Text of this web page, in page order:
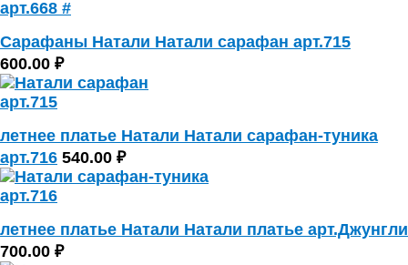
Сарафаны Натали Натали сарафан арт.715
600.00 ₽
летнее платье Натали Натали сарафан-туника
арт.716 540.00 ₽
летнее платье Натали Натали платье арт.Джунгли
700.00 ₽